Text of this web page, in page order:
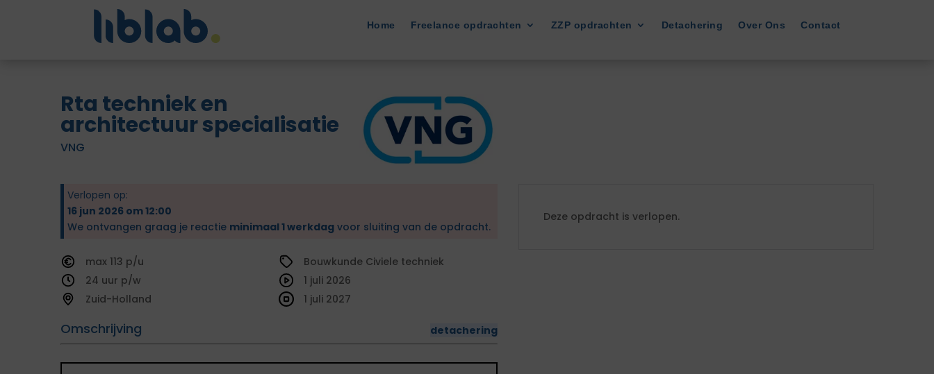
Home Freelance opdrachten ZZP opdrachten Detachering Over Ons Contact
Rta techniek en
architectuur specialisatie
VNG
Verlopen op:
16 jun 2026 om 12:00
We ontvangen graag je reactie minimaal 1 werkdag voor sluiting van de opdracht.
113
24
Zuid-Holland
Bouwkunde Civiele techniek
Omschrijving detachering
1 juli 2026
1 juli 2027
Deze opdracht is verlopen.